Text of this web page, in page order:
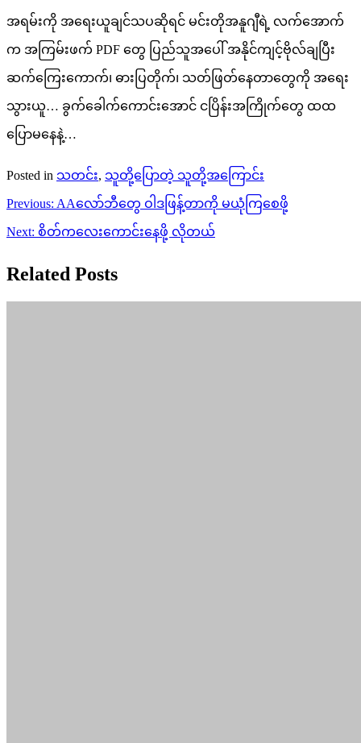
အရမ်းကို အရေးယူချင်သပဆိုရင် မင်းတိုအနူဂျီရဲ့ လက်အောက်
က အကြမ်းဖက် PDF တွေ ပြည်သူအပေါ် အနိုင်ကျင့်ဗိုလ်ချပြီး
ဆက်ကြေးကောက်၊ ဓားပြတိုက်၊ သတ်ဖြတ်နေတာတွေကို အရေး
သွားယူ… ခွက်ခေါက်ကောင်းအောင် ငပြိန်းအကြိုက်တွေ ထထ
ပြောမနေနဲ့…
Posted in သတင်း, သူတို့ပြောတဲ့ သူတို့အကြောင်း
Post
navigation
Previous: AA‌လော်ဘီတွေ ဝါဒဖြန့်တာကို မယုံကြစေဖို့
Next: စိတ်ကလေးကောင်းနေဖို့ လိုတယ်
Related Posts